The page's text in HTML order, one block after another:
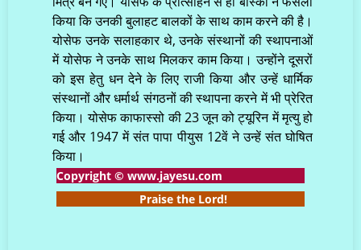
किया कि उनकी बुलाहट बालकों के साथ काम करने की है।
योसेफ उनके सलाहकार थे, उनके संस्थानों की स्थापनाओं
में योसेफ ने उनके साथ मिलकर काम किया। उन्होंने दूसरों
को इस हेतु धन देने के लिए राजी किया और उन्हें धार्मिक
संस्थानों और धर्मार्थ संगठनों की स्थापना करने में भी प्रेरित
किया। योसेफ काफास्सो की 23 जून को ट्यूरिन में मृत्यु हो
गई और 1947 में संत पापा पीयुस 12वें ने उन्हें संत घोषित
किया।
Copyright © www.jayesu.com
Praise the Lord!